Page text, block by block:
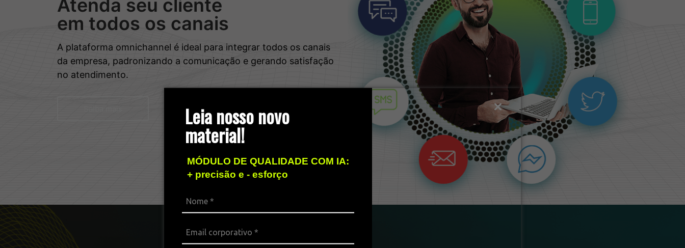
Leia nosso novo
material!
MÓDULO DE QUALIDADE COM IA:
+ precisão e - esforço
Atenda seu cliente
em todos os canais
A plataforma omnichannel é ideal para integrar todos os canais
da empresa, padronizando a comunicação e gerando satisfação
no atendimento.